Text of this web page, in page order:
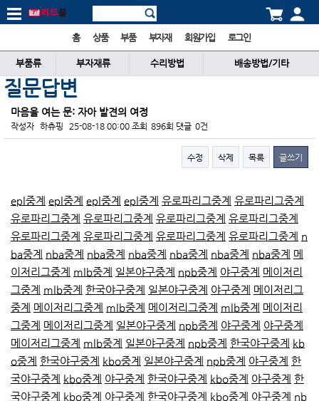
홈 상품 부품 부자재 회원가입 로그인
부품류 부자재류 수리방법 배송방법/기타
질문답변
마음을 여는 문: 자아 발견의 여정
작성자 하츄핑 25-08-18 00:00 조회 896회 댓글 0건
수정 삭제 목록 글쓰기
epl중계 epl중계 epl중계 epl중계 유로파리그중계 유로파리그중계
유로파리그중계 유로파리그중계 유로파리그중계 유로파리그중계
유로파리그중계 유로파리그중계 유로파리그중계 유로파리그중계 n
ba중계 nba중계 nba중계 nba중계 nba중계 nba중계 nba중계 메
이저리그중계 mlb중계 일본야구중계 npb중계 야구중계 메이저리
그중계 mlb중계 한국야구중계 일본야구중계 야구중계 메이저리그
중계 메이저리그중계 mlb중계 메이저리그중계 mlb중계 메이저리
그중계 메이저리그중계 일본야구중계 npb중계 야구중계 야구중계
메이저리그중계 mlb중계 일본야구중계 npb중계 한국야구중계 kb
o중계 한국야구중계 kbo중계 일본야구중계 npb중계 야구중계 한
국야구중계 kbo중계 야구중계 한국야구중계 kbo중계 야구중계 한
국야구중계 kbo중계 야구중계 한국야구중계 kbo중계 야구중계 nb